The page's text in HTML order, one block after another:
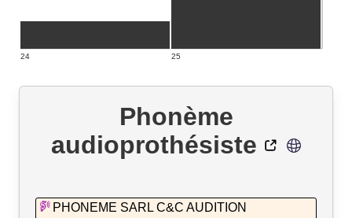
24 25
Phonème
audioprothésiste
PHONEME SARL C&C AUDITION